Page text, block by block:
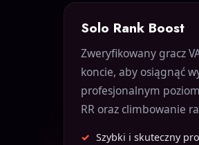
Solo Rank Boost
Zweryfikowany gracz
koncie, aby osiągnąć
profesjonalnym
RR oraz climbowanie
Szybki i skuteczny